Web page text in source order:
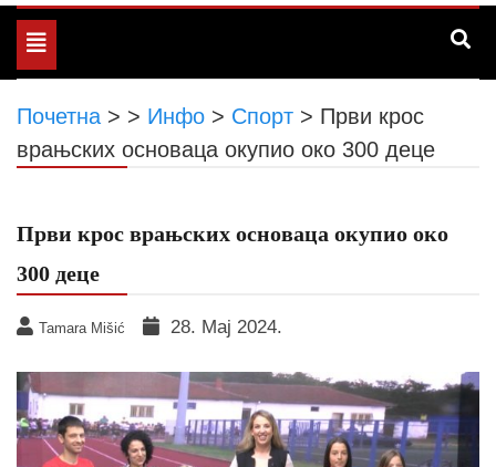
Toggle
navigation
Почетна > > Инфо > Спорт > Први крос
врањских основаца окупио око 300 деце
Први крос врањских основаца окупио око
300 деце
Tamara Mišić 28. Мај 2024.